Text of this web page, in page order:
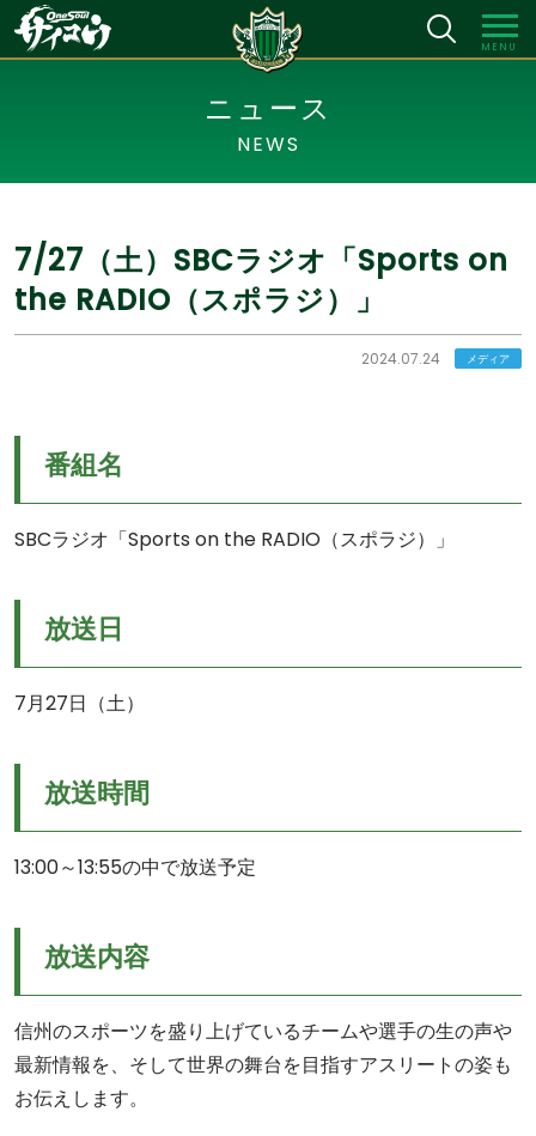
MENU
ニュース
NEWS
7/27（土）SBCラジオ「Sports on
the RADIO（スポラジ）」
2024.07.24 メディア
番組名
SBCラジオ「Sports on the RADIO（スポラジ）」
放送日
7月27日（土）
放送時間
13:00～13:55の中で放送予定
放送内容
信州のスポーツを盛り上げているチームや選手の生の声や
最新情報を、そして世界の舞台を目指すアスリートの姿も
お伝えします。